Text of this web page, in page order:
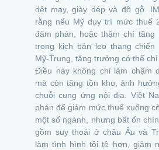
dệt may, giày dép và đồ gỗ.
rằng nếu Mỹ duy trì mức thuế
đàm phán, hoặc thậm chí tăng
trong kịch bản leo thang chiến
Mỹ-Trung, tăng trưởng có thể chỉ
Điều này không chỉ làm chậm
mà còn tăng tồn kho, ảnh
chuỗi cung ứng nội địa. Việt
phán để giảm mức thuế xuống
một số ngành, nhưng bất ổn
gồm suy thoái ở châu Âu và
làm tình hình tồi tệ hơn, giảm